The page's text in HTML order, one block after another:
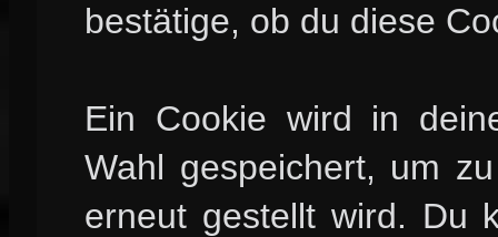
bestätige, ob du diese
Ein Cookie wird in
Wahl gespeichert, um
erneut gestellt wird. Du